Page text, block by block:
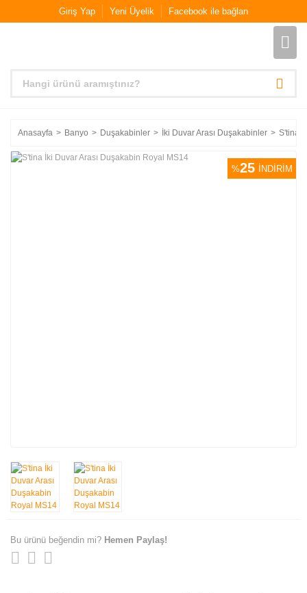
Giriş Yap Yeni Üyelik Facebook ile bağlan
Anasayfa Banyo Duşakabinler İki Duvar Arası Duşakabinler S'tina
%25 İNDİRİM
Bu ürünü beğendin mi? Hemen Paylaş!